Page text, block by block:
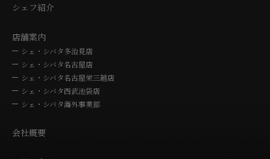
シェフ紹介
店舗案内
シェ・シバタ多治見店
シェ・シバタ名古屋店
シェ・シバタ名古屋栄三越店
シェ・シバタ西武池袋店
シェ・シバタ海外事業部
会社概要